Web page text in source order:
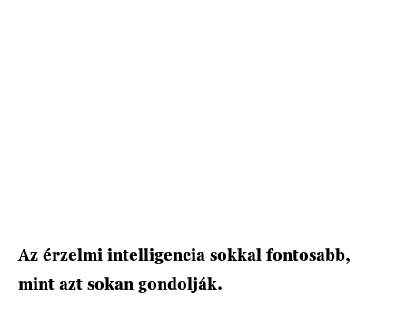
Az érzelmi intelligencia sokkal fontosabb,
mint azt sokan gondolják.